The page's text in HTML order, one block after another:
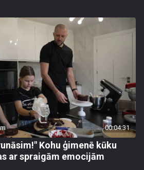
00:04:31
Kohu ģimenē kūku
ar spraigām emocijām